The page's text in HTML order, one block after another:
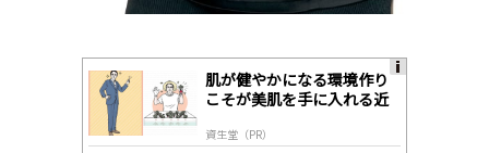
肌が健やかになる環境作り
こそが美肌を手に入れる近
資生堂（PR）